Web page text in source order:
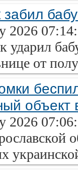
2026
ударил
от
объект
2026